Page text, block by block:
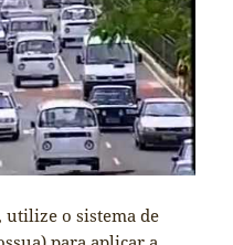
utilize o sistema de